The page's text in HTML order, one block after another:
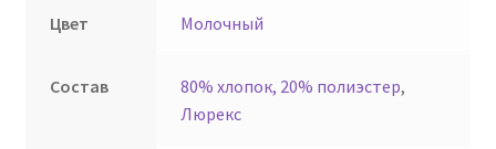
Цвет Молочный
Состав 80% хлопок, 20% полиэстер,
Люрекс